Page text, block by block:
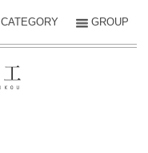
GROUP
CATEGORY